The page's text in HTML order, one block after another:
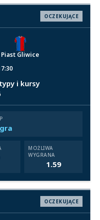
OCZEKUJĄCE
Piast Gliwice
i kursy
MOŻLIWA
WYGRANA
1.59
OCZEKUJĄCE